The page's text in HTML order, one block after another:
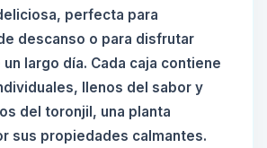
perfecta para
descanso o para disfrutar
largo día. Cada caja contiene
llenos del sabor y
del toronjil, una planta
sus propiedades calmantes.